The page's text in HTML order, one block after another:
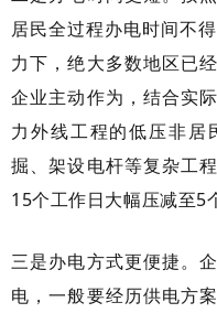
居民全过程办电时间不
力下，绝大多数地区已
企业主动作为，结合实
力外线工程的低压非居
掘、架设电杆等复杂工
15个工作日大幅压减至5
三是办电方式更便捷。
电，一般要经历供电方